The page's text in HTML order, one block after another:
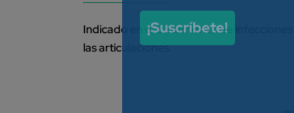
Indicado en el tratamiento de
las articulaciones.
¡Suscríbete!